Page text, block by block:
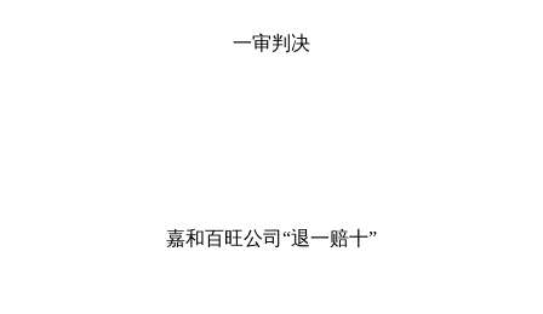
一审判决
嘉和百旺公司“退一赔十”